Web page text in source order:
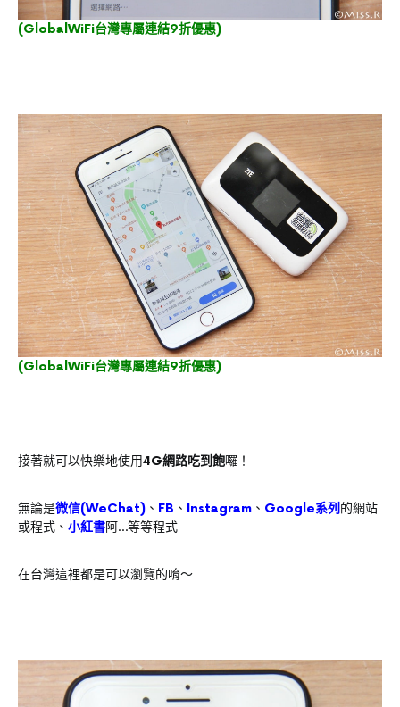
(GlobalWiFi台灣專屬連結9折優惠)
(GlobalWiFi台灣專屬連結9折優惠)
接著就可以快樂地使用4G網路吃到飽囉！
無論是微信(WeChat) 、 FB 、 Instagram 、 Google系列 的網站
或程式、 小紅書阿…等等程式
在台灣這裡都是可以瀏覽的唷～